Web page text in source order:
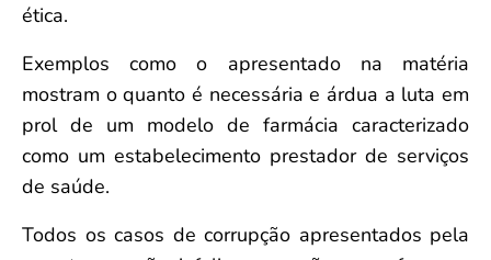
ética.
Exemplos como o apresentado na matéria
mostram o quanto é necessária e árdua a luta em
prol de um modelo de farmácia caracterizado
como um estabelecimento prestador de serviços
de saúde.
Todos os casos de corrupção apresentados pela